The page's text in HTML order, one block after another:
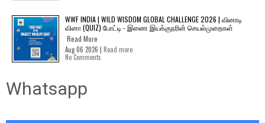
WWF INDIA | WILD WISDOM GLOBAL CHALLENGE 2026 | வினாடி
வினா (QUIZ) போட்டி - இணை இயக்குநரின் செயல்முறைகள்
Read More
Aug 06 2026 | Read more
No Comments
Whatsapp